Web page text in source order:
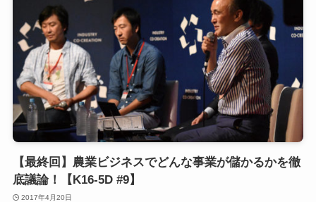
【最終回】農業ビジネスでどんな事業が儲かるかを徹
底議論！【K16-5D #9】
2017年4月20日